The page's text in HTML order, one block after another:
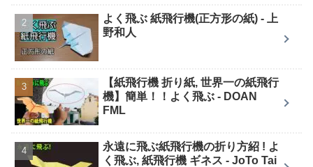
よく飛ぶ 紙飛行機(正方形の紙) - 上
野和人
【紙飛行機 折り紙, 世界一の紙飛行
機】簡単！！よく飛ぶ - DOAN
FML
永遠に飛ぶ紙飛行機の折り方紹 ! よ
く飛ぶ, 紙飛行機 ギネス - JoTo Tai